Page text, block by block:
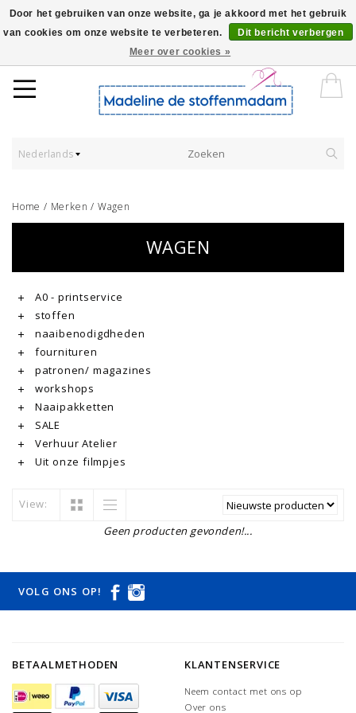
Worldwide Shipping - Onze stoffen worden verkocht per 10 cm.
Nederlands
Home / Merken / Wagen
WAGEN
A0 - printservice
stoffen
naaibenodigdheden
fournituren
patronen/ magazines
workshops
Naaipakketten
SALE
Verhuur Atelier
Uit onze filmpjes
View:
Geen producten gevonden!...
VOLG ONS OP!
BETAALMETHODEN KLANTENSERVICE
Neem contact met ons op
Over ons
Door het gebruiken van onze website, ga je akkoord met het gebruik
van cookies om onze website te verbeteren.
Dit bericht verbergen
Meer over cookies »